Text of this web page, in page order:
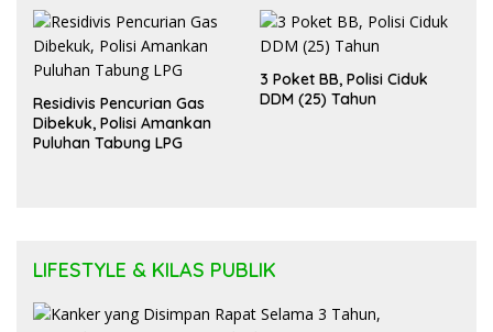
Residivis Pencurian Gas
Dibekuk, Polisi Amankan
Puluhan Tabung LPG
3 Poket BB, Polisi Ciduk
DDM (25) Tahun
LIFESTYLE & KILAS PUBLIK